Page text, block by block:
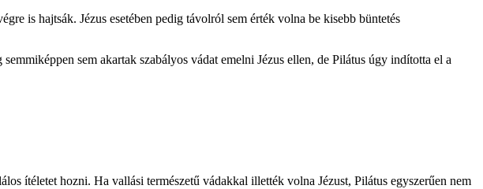
is hajtsák. Jézus esetében pedig távolról sem érték volna be kisebb büntetés
sem akartak szabályos vádat emelni Jézus ellen, de Pilátus úgy indította el a
ítéletet hozni. Ha vallási természetű vádakkal illették volna Jézust, Pilátus egyszerűen nem